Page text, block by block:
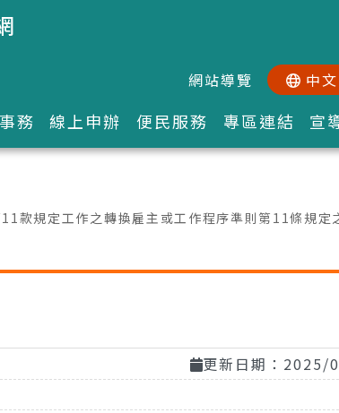
:::網站導覽 中文
務 線上申辦 便民服務 專區連結 宣
款規定工作之轉換雇主或工作程序準則第11條規
更新日期：2025/